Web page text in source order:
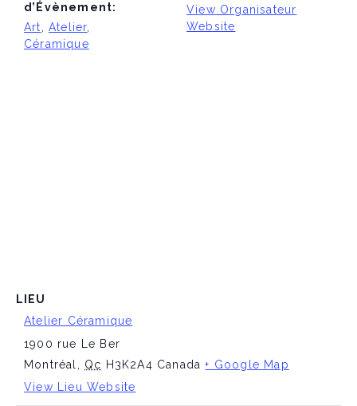
d’Évènement:
Art
,Atelier
Céramique
View Organisateur
Website
LIEU
Atelier Céramique
1900 rue Le Ber
Montréal
Qc H3K2A4 Canada + Google Map
View Lieu Website